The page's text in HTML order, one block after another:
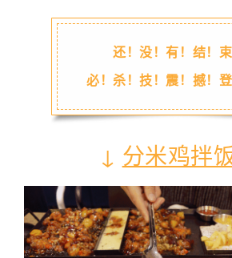
还！没！有！结！束
必！杀！技！震！撼！登
↓ 分米鸡拌